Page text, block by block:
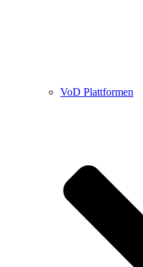
VoD Plattformen